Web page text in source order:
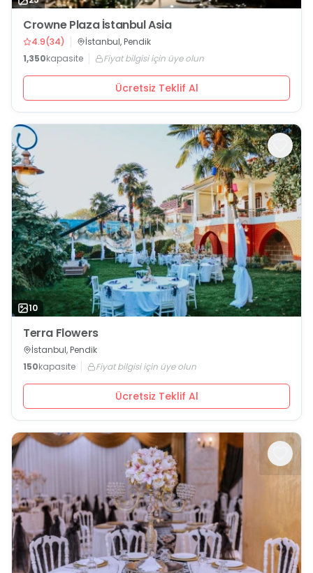
Crowne Plaza İstanbul Asia
4.9(34)
İstanbul, Pendik
1,350kapasite Fiyat bilgisi için üye olun
Ücretsiz Teklif Al
10
Terra Flowers
İstanbul, Pendik
150kapasite Fiyat bilgisi için üye olun
Ücretsiz Teklif Al